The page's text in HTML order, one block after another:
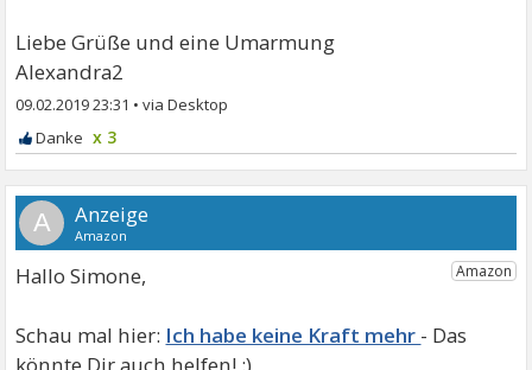
Liebe Grüße und eine Umarmung
Alexandra2
09.02.2019 23:31 •
x 3
A
Hallo Simone,
Ich habe keine Kraft mehr